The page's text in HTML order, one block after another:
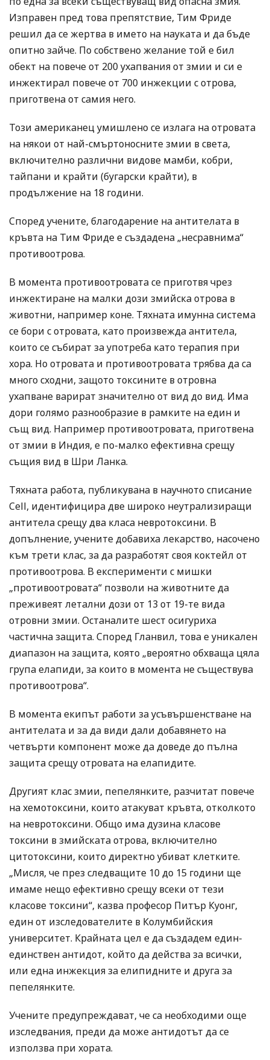
Изправен пред това препятствие, Тим Фриде
решил да се жертва в името на науката и да бъде
опитно зайче. По собствено желание той е бил
обект на повече от 200 ухапвания от змии и си е
инжектирал повече от 700 инжекции с отрова,
приготвена от самия него.
Този американец умишлено се излага на отровата
на някои от най-смъртоносните змии в света,
включително различни видове мамби, кобри,
тайпани и крайти (бугарски крайти), в
продължение на 18 години.
Според учените, благодарение на антителата в
кръвта на Тим Фриде е създадена „несравнима“
противоотрова.
В момента противоотровата се приготвя чрез
инжектиране на малки дози змийска отрова в
животни, например коне. Тяхната имунна система
се бори с отровата, като произвежда антитела,
които се събират за употреба като терапия при
хора. Но отровата и противоотровата трябва да са
много сходни, защото токсините в отровна
ухапване варират значително от вид до вид. Има
дори голямо разнообразие в рамките на един и
същ вид. Например противоотровата, приготвена
от змии в Индия, е по-малко ефективна срещу
същия вид в Шри Ланка.
Тяхната работа, публикувана в научното списание
Cell, идентифицира две широко неутрализиращи
антитела срещу два класа невротоксини. В
допълнение, учените добавиха лекарство, насочено
към трети клас, за да разработят своя коктейл от
противоотрова. В експерименти с мишки
„противоотровата“ позволи на животните да
преживеят летални дози от 13 от 19-те вида
отровни змии. Останалите шест осигуриха
частична защита. Според Гланвил, това е уникален
диапазон на защита, която „вероятно обхваща цяла
група елапиди, за които в момента не съществува
противоотрова“.
В момента екипът работи за усъвършенстване на
антителата и за да види дали добавянето на
четвърти компонент може да доведе до пълна
защита срещу отровата на елапидите.
Другият клас змии, пепелянките, разчитат повече
на хемотоксини, които атакуват кръвта, отколкото
на невротоксини. Общо има дузина класове
токсини в змийската отрова, включително
цитотоксини, които директно убиват клетките.
„Мисля, че през следващите 10 до 15 години ще
имаме нещо ефективно срещу всеки от тези
класове токсини“, казва професор Питър Куонг,
един от изследователите в Колумбийския
университет. Крайната цел е да създадем един-
единствен антидот, който да действа за всички,
или една инжекция за елипидните и друга за
пепелянките.
Учените предупреждават, че са необходими още
изследвания, преди да може антидотът да се
използва при хората.